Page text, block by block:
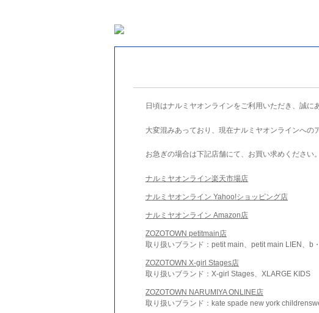
日頃はナルミヤオンラインをご利用いただき、誠に
大変混みあっており、現在ナルミヤオンラインへの
お急ぎの場合は下記店舗にて、お買い求めください。
ナルミヤオンライン楽天市場店
ナルミヤオンライン Yahoo!ショッピング店
ナルミヤオンライン Amazon店
ZOZOTOWN petitmain店
取り扱いブランド：petit main、petit main LIEN、b
ZOZOTOWN X-girl Stages店
取り扱いブランド：X-girl Stages、XLARGE KIDS
ZOZOTOWN NARUMIYA ONLINE店
取り扱いブランド：kate spade new york